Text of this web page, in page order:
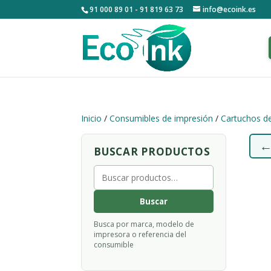
91 000 89 01 - 91 819 63 73 info@ecoink.es
Inicio /Consumibles de impresión /Cartuchos
BUSCAR PRODUCTOS
Buscar
por:
Buscar
Busca por marca, modelo de
impresora o referencia del
consumible